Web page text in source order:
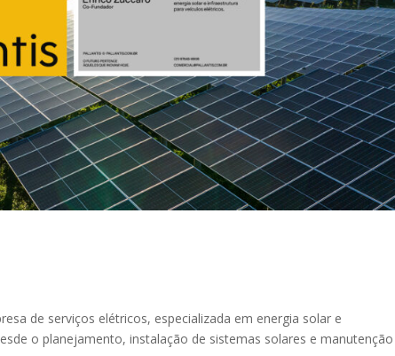
de serviços elétricos, especializada em energia solar e
o planejamento, instalação de sistemas solares e